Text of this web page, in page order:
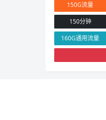
150G流量
150分钟
160G通用流量